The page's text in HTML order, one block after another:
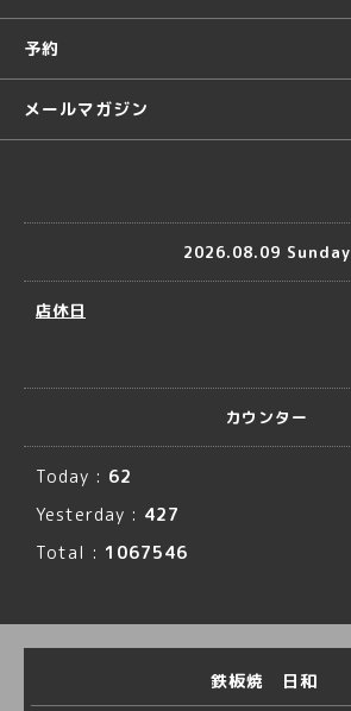
予約
メールマガジン
2026.08.09 Sunday
店休日
カウンター
Today : 62
Yesterday : 427
Total : 1067546
鉄板焼 日和